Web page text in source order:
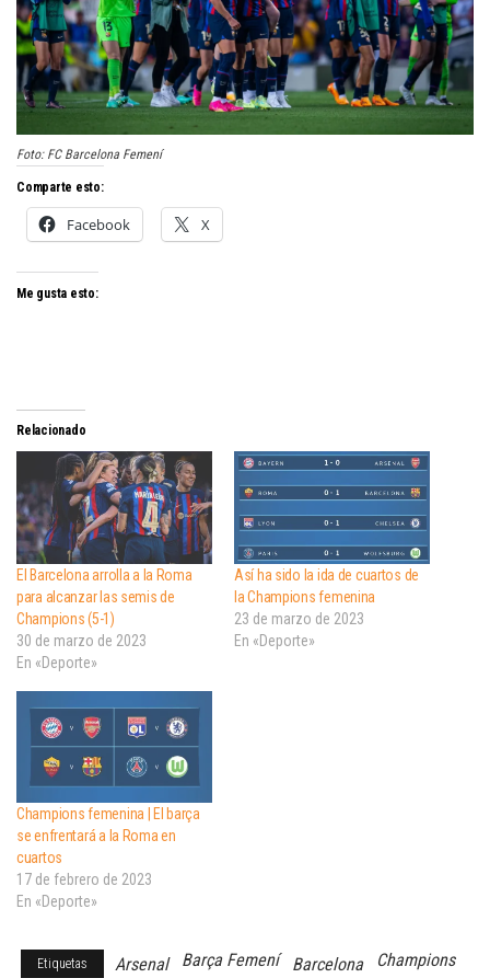
Foto: FC Barcelona Femení
Comparte esto:
Facebook X
Me gusta esto:
Relacionado
El Barcelona arrolla a la Roma
para alcanzar las semis de
Champions (5-1)
30 de marzo de 2023
En «Deporte»
Así ha sido la ida de cuartos de
la Champions femenina
23 de marzo de 2023
En «Deporte»
Champions femenina | El barça
se enfrentará a la Roma en
cuartos
17 de febrero de 2023
En «Deporte»
Etiquetas Arsenal Barça Femení Barcelona
Champions